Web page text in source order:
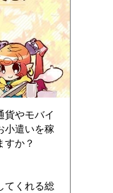
貨やモバイ
小遣いを稼
すか？
てくれる総